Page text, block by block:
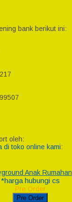
bank berikut ini:
oleh:
di toko online kami:
Anak Rumahan
*harga hubungi cs
Pre Order
Pre Order